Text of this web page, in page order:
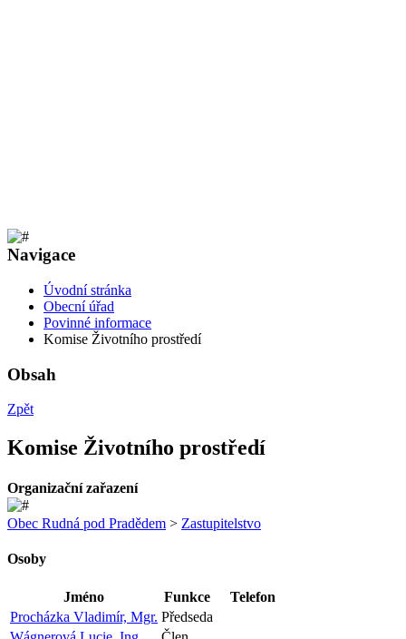
Navigace
Úvodní stránka
Obecní úřad
Povinné informace
Komise Životního prostředí
Obsah
Zpět
Komise Životního prostředí
Organizační zařazení
Obec Rudná pod Pradědem > Zastupitelstvo
Osoby
Jméno Funkce
Telefon
Procházka Vladimír, Mgr. Předseda